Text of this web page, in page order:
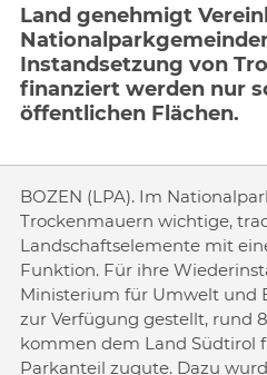
Land genehmigt
Instandsetzung von
finanziert werden nur
öffentlichen Flächen.
BOZEN (LPA). Im
Trockenmauern wichtige,
Landschaftselemente mit
Funktion. Für ihre
Ministerium für Umwelt und
zur Verfügung gestellt, rund
kommen dem Land Südtirol
Parkanteil zugute. Dazu